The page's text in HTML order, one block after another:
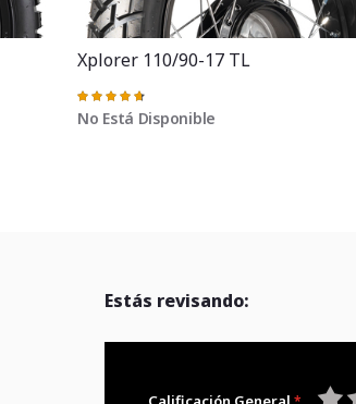
Xplorer 110/90-17 TL
Valoración:
95%
No Está Disponible
Estás revisando: